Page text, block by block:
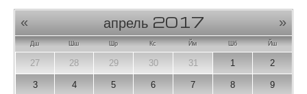
« апрель 2017 »
Дш Шш Шр Кс Йм Шб Йш
27 28 29 30 31 1 2
3 4 5 6 7 8 9